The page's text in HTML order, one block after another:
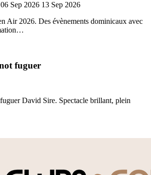
06 Sep 2026 13 Sep 2026
Air 2026. Des évènements dominicaux avec
fuguer
David Sire. Spectacle brillant, plein